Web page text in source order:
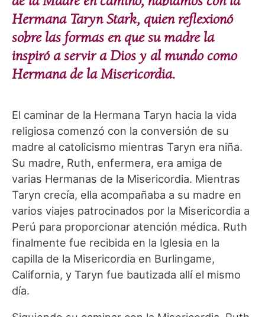
Hermana Taryn Stark, quien reflexionó
sobre las formas en que su madre la
inspiró a servir a Dios y al mundo como
Hermana de la Misericordia.
El caminar de la Hermana Taryn hacia la vida
religiosa comenzó con la conversión de su
madre al catolicismo mientras Taryn era niña.
Su madre, Ruth, enfermera, era amiga de
varias Hermanas de la Misericordia. Mientras
Taryn crecía, ella acompañaba a su madre en
varios viajes patrocinados por la Misericordia a
Perú para proporcionar atención médica. Ruth
finalmente fue recibida en la Iglesia en la
capilla de la Misericordia en Burlingame,
California, y Taryn fue bautizada allí el mismo
día.